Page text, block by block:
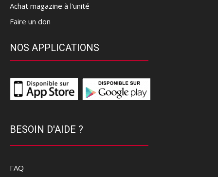
Achat magazine à l'unité
Faire un don
NOS APPLICATIONS
BESOIN D'AIDE ?
FAQ